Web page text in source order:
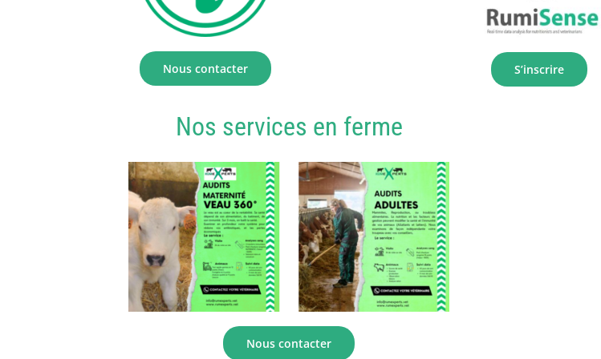
Nous contacter S’inscrire
Nos services en ferme
Nous contacter